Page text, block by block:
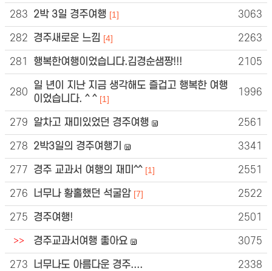
283 2박 3일 경주여행 [1] 3063
282 경주새로운 느낌 [4] 2263
281 행복한여행이었습니다.김경순샘짱!!! 2105
280
일 년이 지난 지금 생각해도 즐겁고 행복한 여행
이었습니다. ^ ^ [1]
1996
279 알차고 재미있었던 경주여행 2561
278 2박3일의 경주여행기 3341
277 경주 교과서 여행의 재미^^ [1] 2551
276 너무나 황홀했던 석굴암 [7] 2522
275 경주여행! 2501
>> 경주교과서여행 좋아요 3075
273 너무나도 아름다운 경주.... 2338